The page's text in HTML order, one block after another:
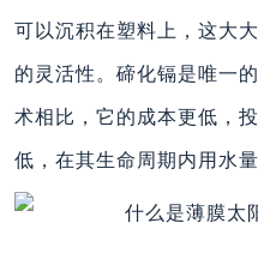
可以沉积在塑料上，这大
的灵活性。碲化镉是唯一
术相比，它的成本更低，
低，在其生命周期内用水量